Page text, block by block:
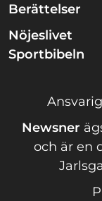
Berättelser
Nöjeslivet
Sportbibeln
Newsner
och är en